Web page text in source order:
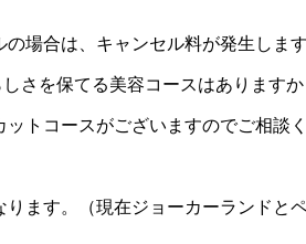
場合は、キャンセル料が発生しま
さを保てる美容コースはありますか
トコースがございますのでご相談く
ます。（現在ジョーカーランドと